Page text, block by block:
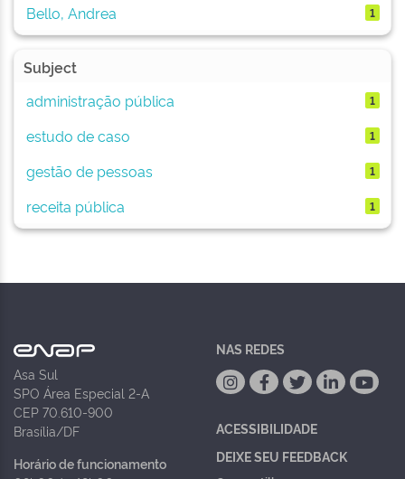
Bello, Andrea
1
Subject
administração pública
1
estudo de caso 1
gestão de pessoas 1
receita pública 1
Asa Sul
SPO Área Especial 2-A
CEP 70.610-900
Brasília/DF
Horário de funcionamento
NAS REDES
ACESSIBILIDADE
DEIXE SEU FEEDBACK